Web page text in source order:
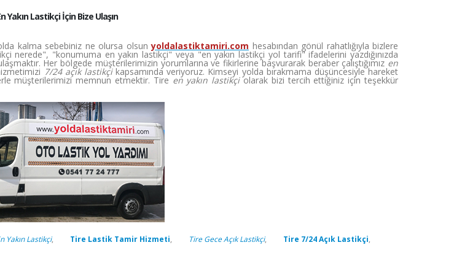
Yakın Lastikçi İçin Bize Ulaşın
kalma sebebiniz ne olursa olsunyoldalastiktamiri.com hesabından gönül rahatlığıyla bizlere
nerede", "konumuma en yakın lastikçi" veya "en yakın lastikçi yol tarifi" ifadelerini yazdığınızda
Her bölgede müşterilerimizin yorumlarına ve fikirlerine başvurarak beraber çalıştığımız en
7/24 açık lastikçikapsamında veriyoruz. Kimseyi yolda bırakmama düşüncesiyle hareket
müşterilerimizi memnun etmektir. Tire en yakın lastikçiolarak bizi tercih ettiğiniz için teşekkür
Yakın Lastikçi, Tire Lastik Tamir Hizmeti, Tire Gece Açık Lastikçi, Tire 7/24 Açık Lastikçi,